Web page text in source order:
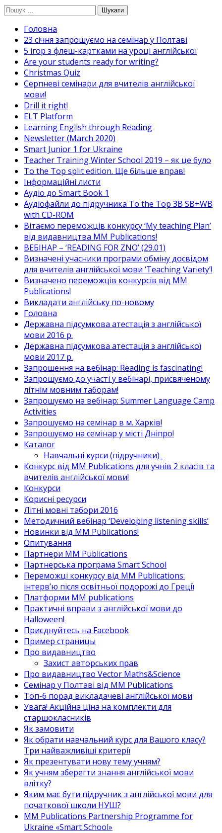
Перейти
вмісту
Пошук:
Головна
23 січня запрошуємо на семінар у Полтаві
5 ігор з флеш-картками на уроці англійської
Are your students ready for writing?
Christmas Quiz
Cерпневі семінари для вчителів англійської
мови!
Drill it right!
ELT Platform
Learning English through Reading
Newsletter (March 2020)
Smart Junior 1 for Ukraine
Teacher Training Winter School 2019 – як це було
To the Top split edition. Ще більше вправ!
Інформаційні листи
Аудіо до Smart Book 1
Аудіофайли до підручника To the Top 3B SB+WB
with CD-ROM
Вітаємо переможців конкурсу ‘My teaching Plan’
від видавництва MM Publications!
ВЕБІНАР – ‘READING FOR ZNO’ (29.01)
Визначені учасники програми обміну досвідом
для вчителів англійської мови ‘Teaching Variety’!
Визначено переможців конкурсів від MM
Publications!
Викладати англійську по-новому
Головна
Державна підсумкова атестація з англійської
мови 2016 р.
Державна підсумкова атестація з англійської
мови 2017 р.
Запрошення на вебінар: Reading is fascinating!
Запрошуємо до участі у вебінарі, присвяченому
літнім мовним таборам!
Запрошуємо на вебінар: Summer Language Camp
Activities
Запрошуємо на семінар в м. Харків!
Запрошуємо на семінар у місті Дніпро!
Каталог
Навчальні курси (підручники)_
Конкурс від MM Publications для учнів 2 класів та
вчителів англійської мови!
Конкурси
Корисні ресурси
Літні мовні табори 2016
Методичний вебінар ‘Developing listening skills’
Новинки від MM Publications!
Опитування
Партнери MM Publications
Партнерська програма Smart School
Переможці конкурсу від MM Publications:
інтерв’ю після освітньої подорожі до Греції
Платформи MM publications
Практичні вправи з англійської мови до
Halloween!
Приєднуйтесь на Facebook
Пример страницы
Про видавництво
Захист авторських прав
Про видавництво Vector Maths&Science
Семінар у Полтаві від MM Publications
Топ-6 порад викладачеві англійської мови
Увага! Акційна ціна на комплекти для
старшокласників
Як замовити
Як обрати навчальний курс для Вашого класу?
Три найважливіші критерії
Як презентувати нову тему учням?
Як учням зберегти знання англійської мови
влітку?
Яким має бути підручник з англійської мови для
початкової школи НУШ?
MM Publications Partnership Programme for
Ukraine «Smart School»